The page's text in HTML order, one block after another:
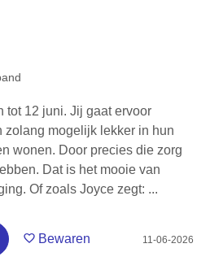
tot 12 juni. Jij gaat ervoor
zolang mogelijk lekker in hun
wonen. Door precies die zorg
Dat is het mooie van
Of zoals Joyce zegt: ...
Bewaren 11-06-2026